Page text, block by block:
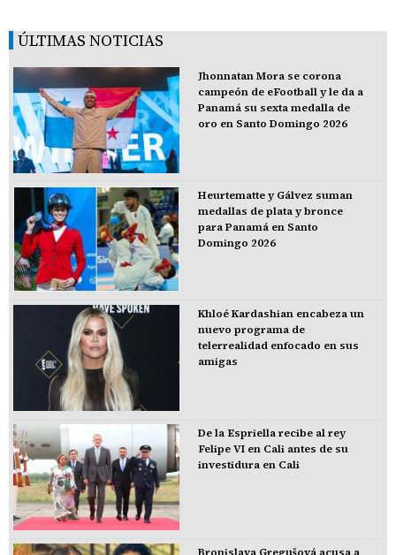
ÚLTIMAS NOTICIAS
Jhonnatan Mora se corona
campeón de eFootball y le da a
Panamá su sexta medalla de
oro en Santo Domingo 2026
Heurtematte y Gálvez suman
medallas de plata y bronce
para Panamá en Santo
Domingo 2026
Khloé Kardashian encabeza un
nuevo programa de
telerrealidad enfocado en sus
amigas
De la Espriella recibe al rey
Felipe VI en Cali antes de su
investidura en Cali
Bronislava Gregušová acusa a